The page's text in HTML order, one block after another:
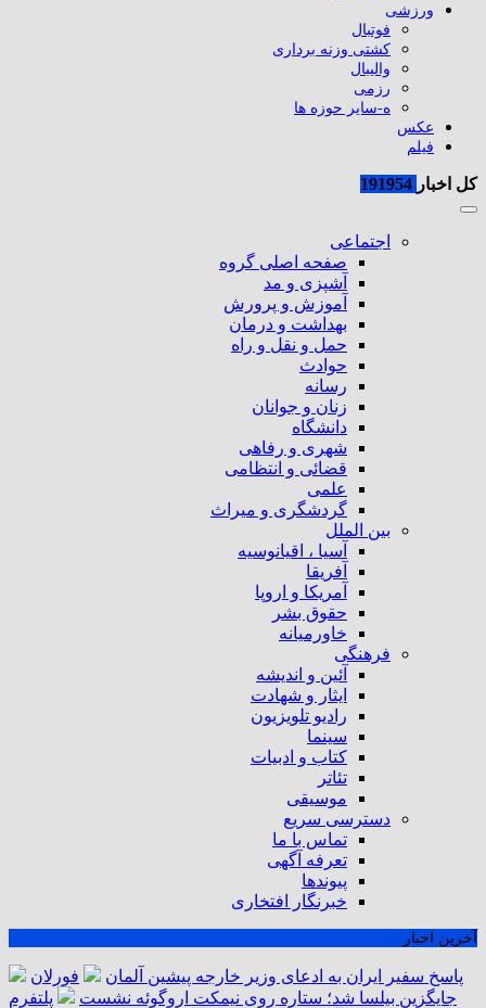
ورزشی
فوتبال
کشتی وزنه برداری
والیبال
رزمی
ه-سایر حوزه ها
عکس
فیلم
کل اخبار
اجتماعی
صفحه اصلی گروه
آشپزی و مد
آموزش و پرورش
بهداشت و درمان
حمل و نقل و راه
حوادث
رسانه
زنان و جوانان
دانشگاه
شهری و رفاهی
قضائی و انتظامی
علمی
گردشگری و میراث
بین الملل
آسیا ، اقیانوسیه
آفریقا
آمریکا و اروپا
حقوق بشر
خاورمیانه
فرهنگی
آئین و اندیشه
ایثار و شهادت
رادیو تلویزیون
سینما
کتاب و ادبیات
تئاتر
موسیقی
دسترسی سریع
تماس با ما
تعرفه آگهی
پیوندها
خبرنگار افتخاری
آخرین اخبار
پاسخ سفیر ایران به ادعای وزیر خارجه پیشین آلمان
فورلان
جایگزین بیلسا شد؛ ستاره روی نیمکت اروگوئه نشست
پلتفرم